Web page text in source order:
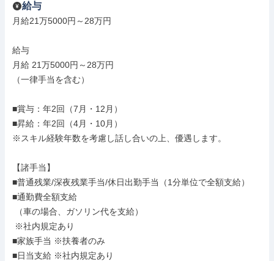
給与
月給21万5000円～28万円
給与
月給 21万5000円～28万円
（一律手当を含む）
■賞与：年2回（7月・12月）
■昇給：年2回（4月・10月）
※スキル経験年数を考慮し話し合いの上、優遇します。
【諸手当】
■普通残業/深夜残業手当/休日出勤手当（1分単位で全額支給）
■通勤費全額支給
■家族手当 ※扶養者のみ
■日当支給 ※社内規定あり